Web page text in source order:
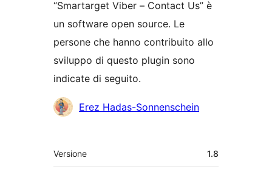
“Smartarget Viber – Contact Us” è
un software open source. Le
persone che hanno contribuito allo
sviluppo di questo plugin sono
indicate di seguito.
Collaboratori
Erez Hadas-Sonnenschein
Meta
Versione 1.8